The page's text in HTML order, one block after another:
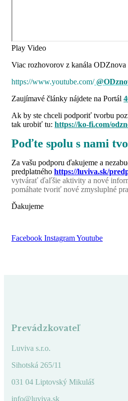
Play Video
Viac rozhovorov z kanála ODZnova
https://www.youtube.com/
Zaujímavé články nájdete na Portál
Ak by ste chceli podporiť tvorbu
tak urobiť tu: https://ko-fi.com/
Poďte spolu s nami
Za vašu podporu ďakujeme a
predplatného https://luviva.sk/
vytvárať ďaľšie aktivity a nové
pomáhate tvoriť nové zmysluplné
Ďakujeme
Facebook InstagramYoutube
Prevádzkovateľ
Luviva s.r.o.
Sihotská 265/11
031 04 Liptovský Mikuláš
info@luviva.sk